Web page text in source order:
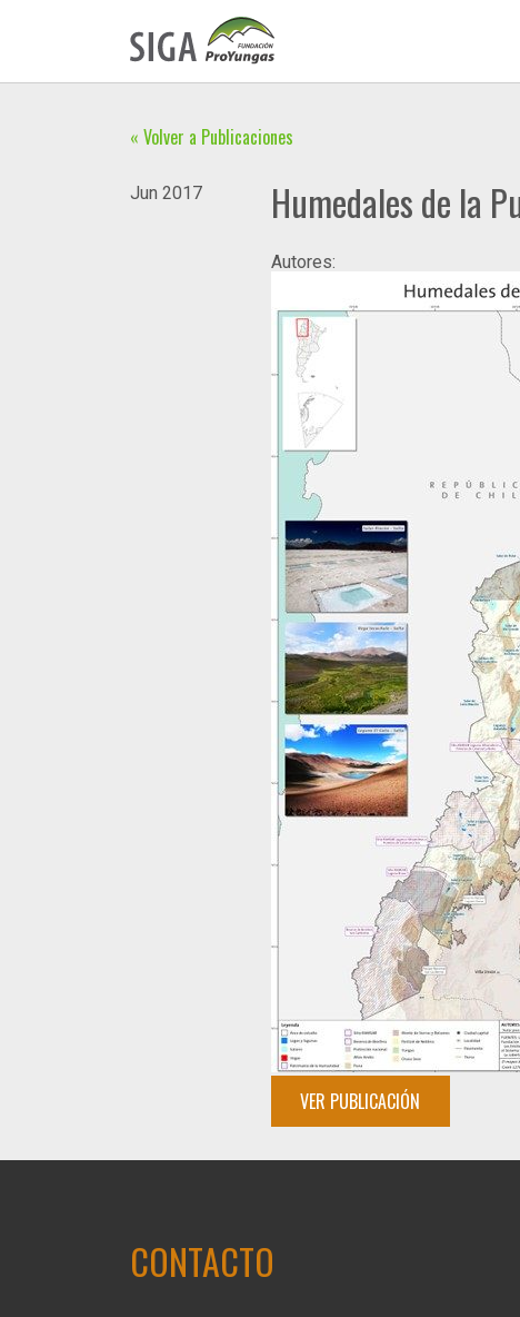
« Volver a Publicaciones
Jun 2017 Humedales de la
Autores:
VER PUBLICACIÓN
CONTACTO